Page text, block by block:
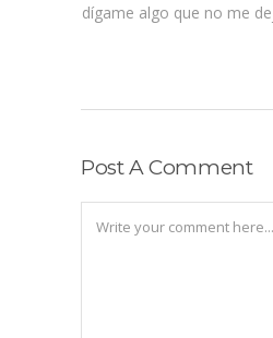
dígame algo que no me
Post A Comment